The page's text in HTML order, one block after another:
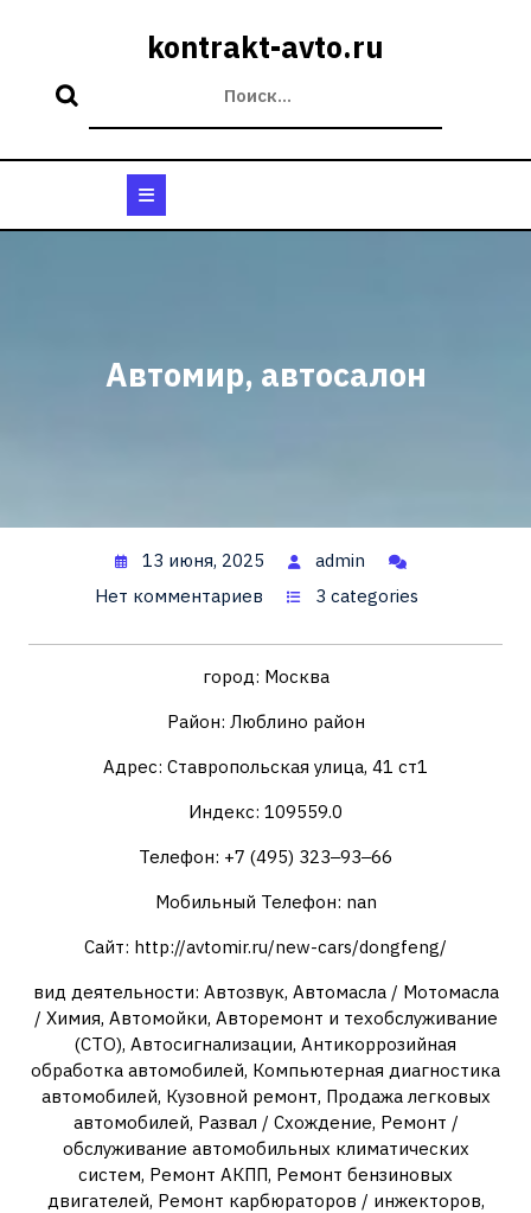
kontrakt-avto.ru
Автомир, автосалон
13 июня, 2025
admin
Нет комментариев
3 categories
город: Москва
Район: Люблино район
Адрес: Ставропольская улица, 41 ст1
Индекс: 109559.0
Телефон: +7 (495) 323‒93‒66
Мобильный Телефон: nan
Сайт: http://avtomir.ru/new-cars/dongfeng/
вид деятельности: Автозвук, Автомасла / Мотомасла
/ Химия, Автомойки, Авторемонт и техобслуживание
(СТО), Автосигнализации, Антикоррозийная
обработка автомобилей, Компьютерная диагностика
автомобилей, Кузовной ремонт, Продажа легковых
автомобилей, Развал / Схождение, Ремонт /
обслуживание автомобильных климатических
систем, Ремонт АКПП, Ремонт бензиновых
двигателей, Ремонт карбюраторов / инжекторов,